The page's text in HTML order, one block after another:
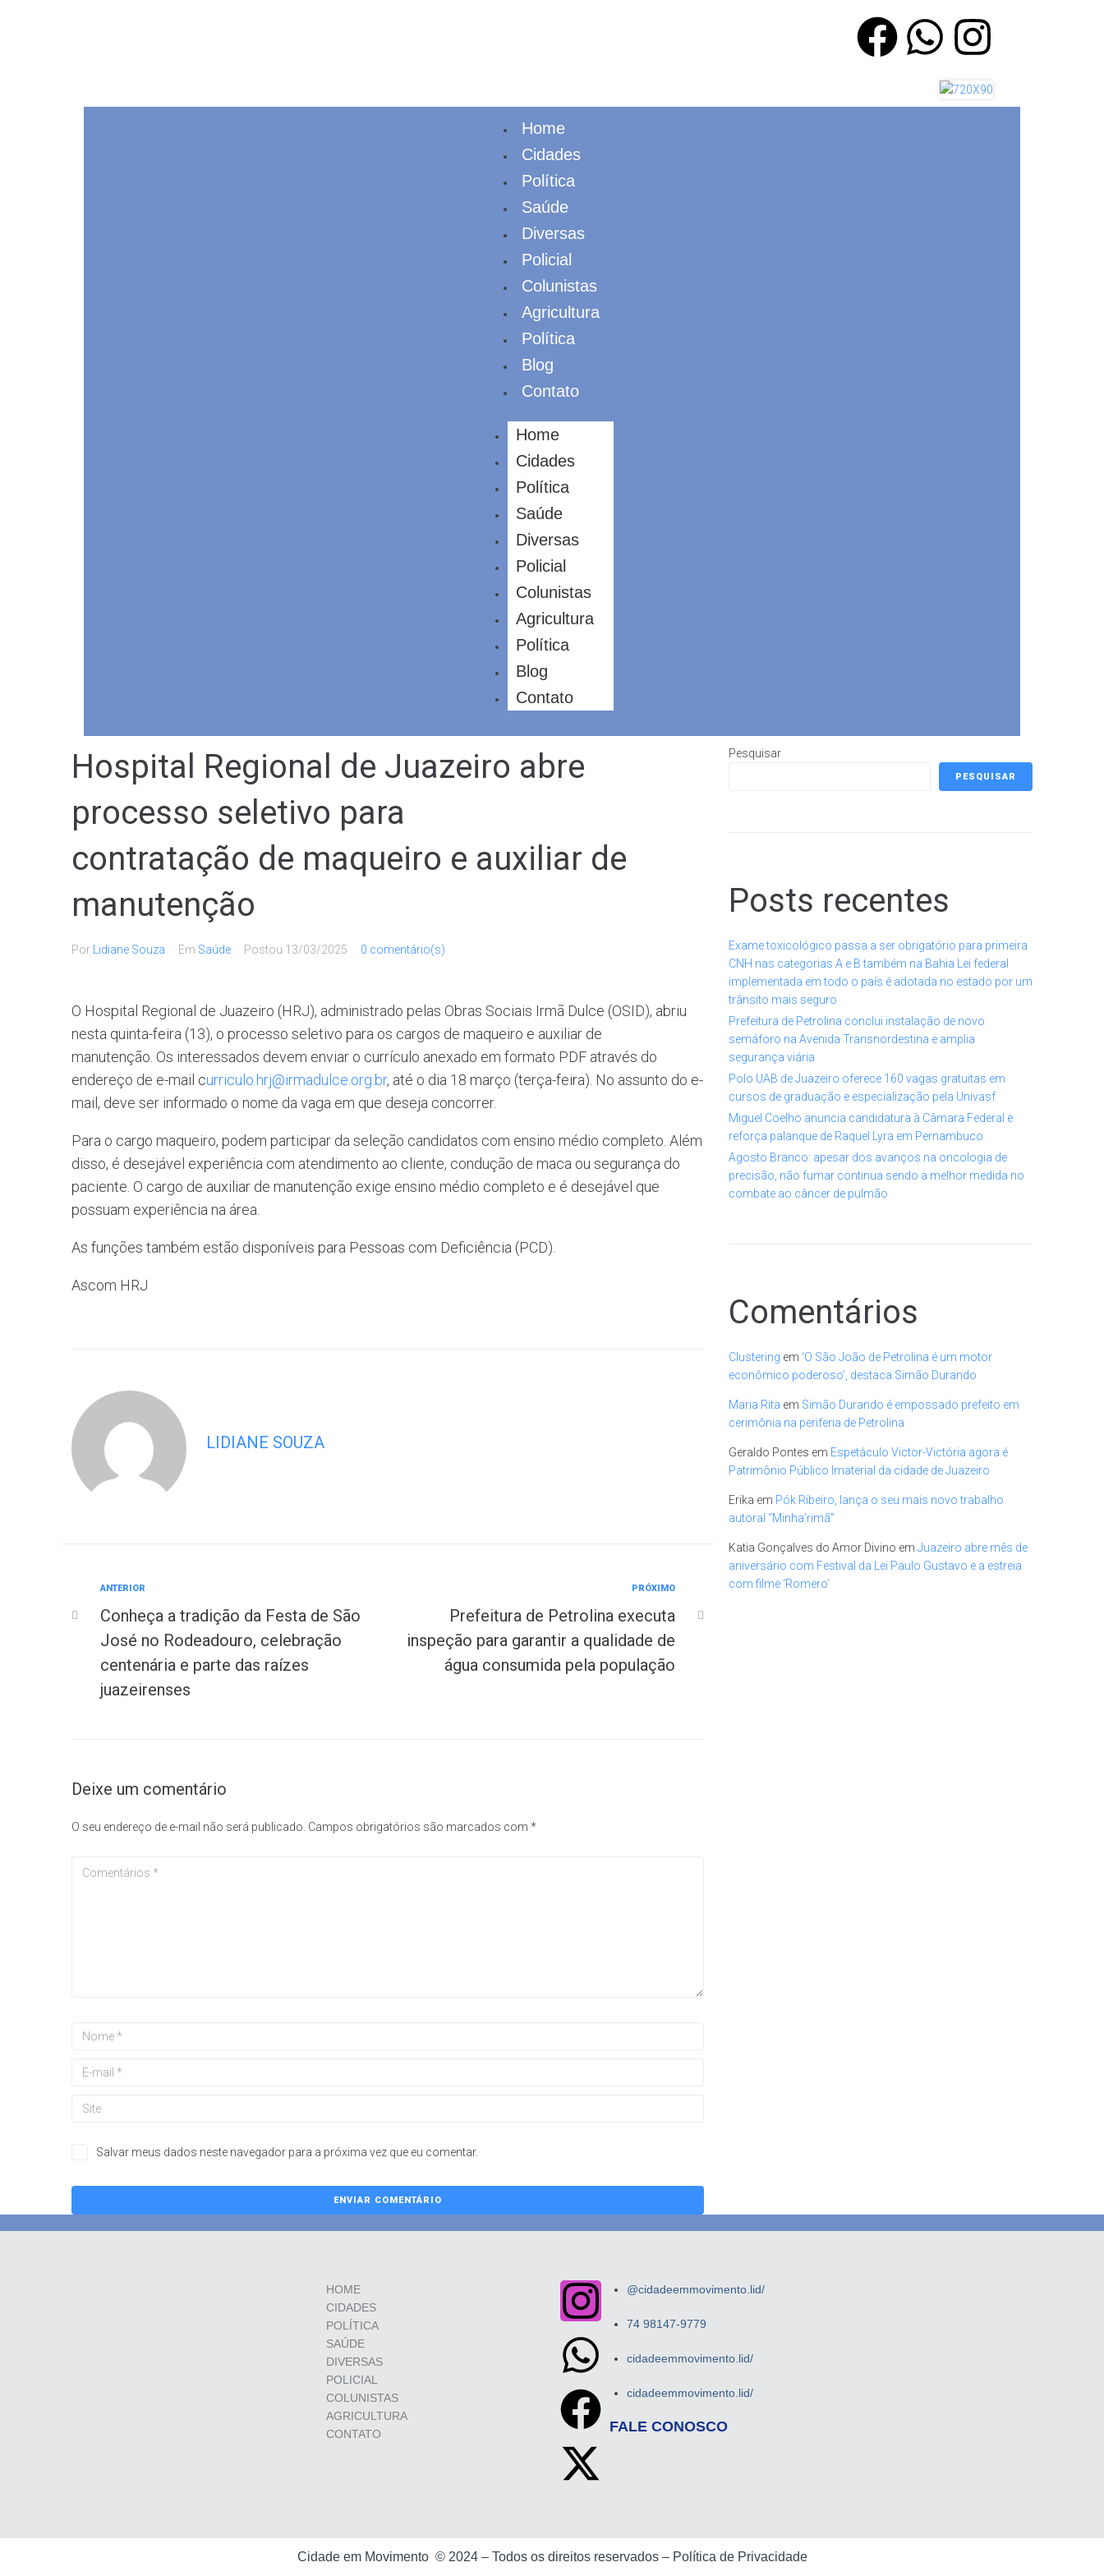
Home
Cidades
Política
Saúde
Diversas
Policial
Colunistas
Agricultura
Política
Blog
Contato
Home
Cidades
Política
Saúde
Diversas
Policial
Colunistas
Agricultura
Política
Blog
Contato
Hospital Regional de Juazeiro abre
processo seletivo para
contratação de maqueiro e auxiliar de
manutenção
Por Lidiane Souza Em Saúde Postou 13/03/2025 0 comentário(s)
O Hospital Regional de Juazeiro (HRJ), administrado pelas Obras Sociais Irmã Dulce (OSID), abriu
nesta quinta-feira (13), o processo seletivo para os cargos de maqueiro e auxiliar de
manutenção. Os interessados devem enviar o currículo anexado em formato PDF através do
endereço de e-mail curriculo.hrj@irmadulce.org.br, até o dia 18 março (terça-feira). No assunto do e-
mail, deve ser informado o nome da vaga em que deseja concorrer.
Para o cargo maqueiro, podem participar da seleção candidatos com ensino médio completo. Além
disso, é desejável experiência com atendimento ao cliente, condução de maca ou segurança do
paciente. O cargo de auxiliar de manutenção exige ensino médio completo e é desejável que
possuam experiência na área.
As funções também estão disponíveis para Pessoas com Deficiência (PCD).
Ascom HRJ
LIDIANE SOUZA
ANTERIOR
Conheça a tradição da Festa de São
José no Rodeadouro, celebração
centenária e parte das raízes
juazeirenses
PRÓXIMO
Prefeitura de Petrolina executa
inspeção para garantir a qualidade de
água consumida pela população
Deixe um comentário
O seu endereço de e-mail não será publicado. Campos obrigatórios são marcados com *
Salvar meus dados neste navegador para a próxima vez que eu comentar.
Pesquisar
PESQUISAR
Posts recentes
Exame toxicológico passa a ser obrigatório para primeira
CNH nas categorias A e B também na Bahia Lei federal
implementada em todo o país é adotada no estado por um
trânsito mais seguro
Prefeitura de Petrolina conclui instalação de novo
semáforo na Avenida Transnordestina e amplia
segurança viária
Polo UAB de Juazeiro oferece 160 vagas gratuitas em
cursos de graduação e especialização pela Univasf
Miguel Coelho anuncia candidatura à Câmara Federal e
reforça palanque de Raquel Lyra em Pernambuco
Agosto Branco: apesar dos avanços na oncologia de
precisão, não fumar continua sendo a melhor medida no
combate ao câncer de pulmão
Comentários
Clustering em ‘O São João de Petrolina é um motor
econômico poderoso’, destaca Simão Durando
Maria Rita em Simão Durando é empossado prefeito em
cerimônia na periferia de Petrolina
Geraldo Pontes em Espetáculo Victor-Victória agora é
Patrimônio Público Imaterial da cidade de Juazeiro
Erika em Pók Ribeiro, lança o seu mais novo trabalho
autoral “Minha’rimã”
Katia Gonçalves do Amor Divino em Juazeiro abre mês de
aniversário com Festival da Lei Paulo Gustavo e a estreia
com filme ‘Romero’
HOME
CIDADES
POLÍTICA
SAÚDE
DIVERSAS
POLICIAL
COLUNISTAS
AGRICULTURA
CONTATO
@cidadeemmovimento.lid/
74 98147-9779
cidadeemmovimento.lid/
cidadeemmovimento.lid/
FALE CONOSCO
Cidade em Movimento © 2024 – Todos os direitos reservados – Política de Privacidade